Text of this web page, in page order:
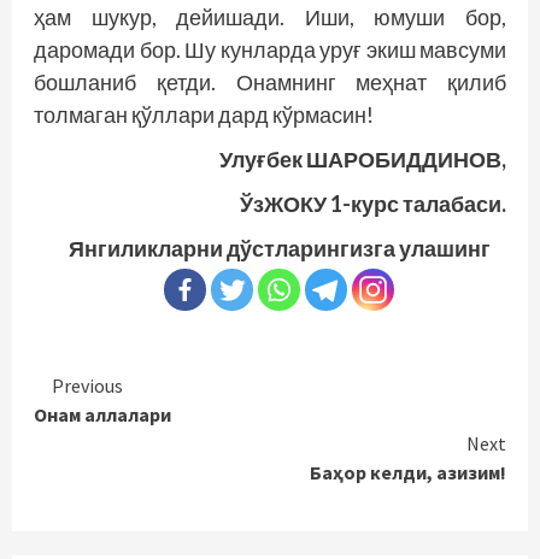
ҳам шукур, дейишади. Иши, юмуши бор,
даромади бор. Шу кунларда уруғ экиш мавсуми
бошланиб қетди. Онамнинг меҳнат қилиб
толмаган қўллари дард кўрмасин!
Улуғбек ШАРОБИДДИНОВ,
ЎзЖОКУ 1-курс талабаси.
Янгиликларни дўстларингизга улашинг
Continue
Reading
Previous
Онам аллалари
Next
Баҳор келди, азизим!